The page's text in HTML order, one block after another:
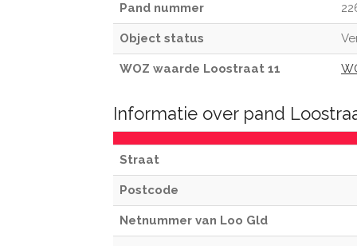
Pand nummer
Object status
WOZ waarde Loostraat 11
Informatie over pand
Straat
Postcode
Netnummer van Loo Gld